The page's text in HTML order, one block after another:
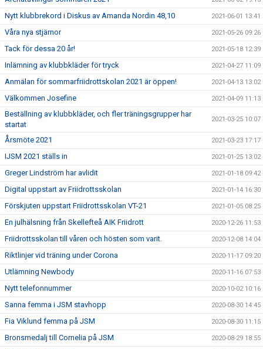
Nytt klubbrekord i Diskus av Amanda Nordin 48,10 2021-06-01 13:41
Våra nya stjärnor 2021-05-26 09:26
Tack för dessa 20 år! 2021-05-18 12:39
Inlämning av klubbkläder för tryck 2021-04-27 11:09
Anmälan för sommarfriidrottskolan 2021 är öppen! 2021-04-13 13:02
Välkommen Josefine 2021-04-09 11:13
Beställning av klubbkläder, och fler träningsgrupper har
startat
2021-03-25 10:07
Årsmöte 2021 2021-03-23 17:17
IJSM 2021 ställs in 2021-01-25 13:02
Greger Lindström har avlidit 2021-01-18 09:42
Digital uppstart av Friidrottsskolan 2021-01-14 16:30
Förskjuten uppstart Friidrottsskolan VT-21 2021-01-05 08:25
En julhälsning från Skellefteå AIK Friidrott 2020-12-26 11:53
Friidrottsskolan till våren och hösten som varit. 2020-12-08 14:04
Riktlinjer vid träning under Corona 2020-11-17 09:20
Utlämning Newbody 2020-11-16 07:53
Nytt telefonnummer 2020-10-02 10:16
Sanna femma i JSM stavhopp 2020-08-30 14:45
Fia Viklund femma på JSM 2020-08-30 11:15
Bronsmedalj till Cornelia på JSM 2020-08-29 18:55